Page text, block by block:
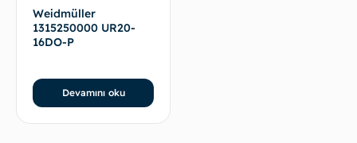
Weidmüller
1315250000 UR20-
16DO-P
Devamını oku